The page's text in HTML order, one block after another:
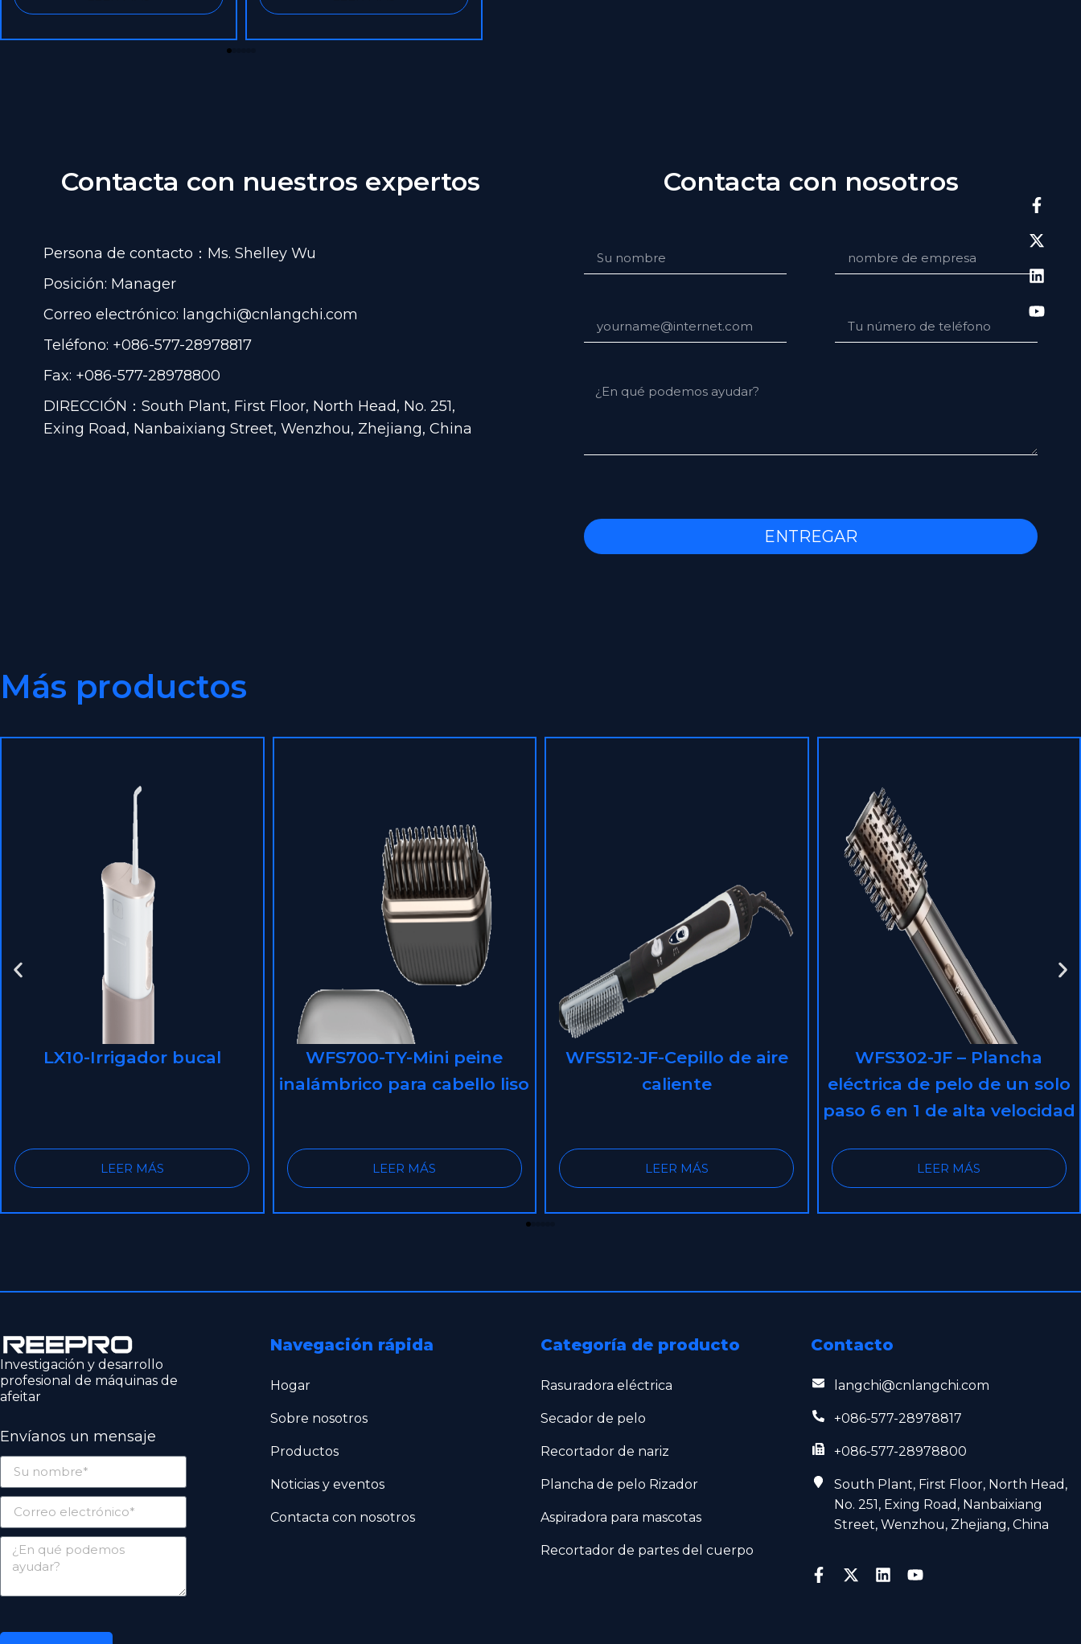
Contacta con nuestros expertos
Persona de contacto：Ms. Shelley Wu
Posición: Manager
Correo electrónico: langchi@cnlangchi.com
Teléfono: +086-577-28978817
Fax: +086-577-28978800
DIRECCIÓN：South Plant, First Floor, North Head, No. 251,
Exing Road, Nanbaixiang Street, Wenzhou, Zhejiang, China
Contacta con nosotros
ENTREGAR
Más productos
WFS700-TY-Mini peine
LEER MÁS
WFS512-JF-Cepillo de aire
caliente
LEER MÁS
WFS302-JF – Plancha
eléctrica de pelo de un solo
LEER MÁS
WFS302-JF-Cepillo de aire
caliente
LEER MÁS
Investigación y desarrollo
profesional de máquinas de
afeitar
Envíanos un mensaje
Navegación rápida
Hogar
Sobre nosotros
Productos
Noticias y eventos
Contacta con nosotros
Categoría de producto
Rasuradora eléctrica
Secador de pelo
Recortador de nariz
Plancha de pelo Rizador
Aspiradora para mascotas
Recortador de partes del cuerpo
Contacto
langchi@cnlangchi.com
+086-577-28978817
+086-577-28978800
South Plant, First Floor, North Head,
No. 251, Exing Road, Nanbaixiang
Street, Wenzhou, Zhejiang, China